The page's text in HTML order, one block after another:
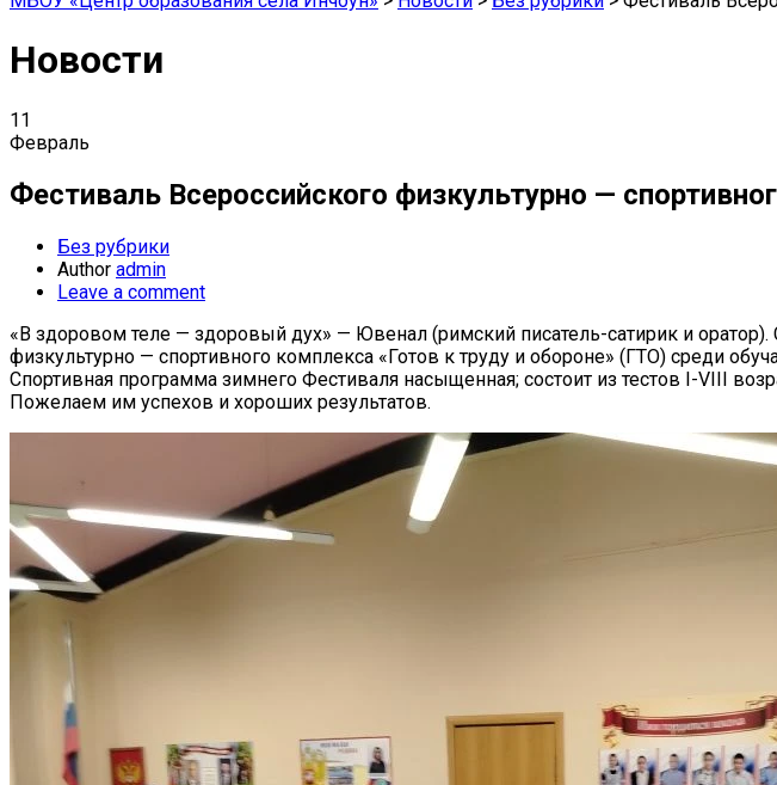
Новости
11
Февраль
Фестиваль Всероссийского физкультурно —
Без рубрики
Author admin
Leave a comment
«В здоровом теле — здоровый дух» — Ювенал (римский писатель-сатирик и
физкультурно — спортивного комплекса «Готов к труду и обороне» (ГТО) среди
Спортивная программа зимнего Фестиваля насыщенная; состоит из тестов I-VIII
Пожелаем им успехов и хороших результатов.